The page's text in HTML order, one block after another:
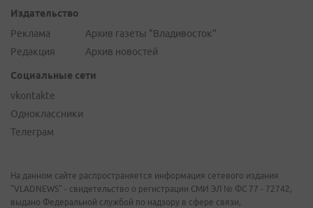
Издательство
Реклама
Редакция
Архив газеты "Владивосток"
Архив новостей
Социальные сети
vkontakte
Одноклассники
Телеграм
На данном сайте распространяется информация сетевого издания
"VLADNEWS" - свидетельство о регистрации СМИ ЭЛ № ФС 77 - 72742,
выдано Федеральной службой по надзору в сфере связи,